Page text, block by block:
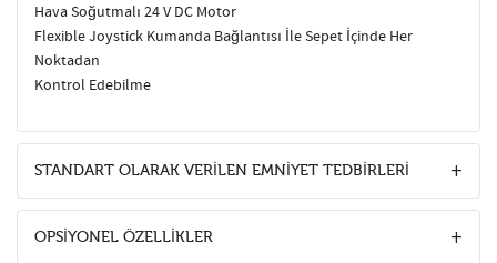
Hava Soğutmalı 24 V DC Motor
Flexible Joystick Kumanda Bağlantısı İle Sepet İçinde Her
Noktadan
Kontrol Edebilme
STANDART OLARAK VERİLEN EMNİYET TEDBİRLERİ
OPSİYONEL ÖZELLİKLER